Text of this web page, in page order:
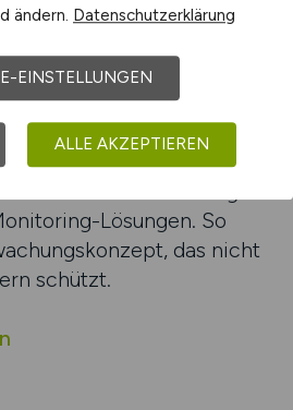
Pflege von
Status-Analysen,
Schulung
Handling, Dokumentation
Lösungen. So
das nicht
schützt.
ändern. Datenschutzerklärung
EINSTELLUNGEN
ALLE AKZEPTIEREN